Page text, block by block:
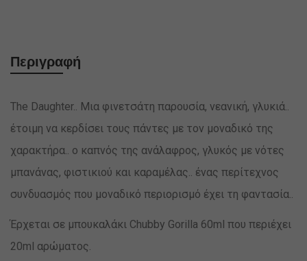
Περιγραφή
The Daughter.. Μια φινετσάτη παρουσία, νεανική, γλυκιά..
έτοιμη να κερδίσει τους πάντες με τον μοναδικό της
χαρακτήρα.. ο καπνός της ανάλαφρος, γλυκός με νότες
μπανάνας, φιστικιού και καραμέλας.. ένας περίτεχνος
συνδυασμός που μοναδικό περιορισμό έχει τη φαντασία..
Έρχεται σε μπουκαλάκι Chubby Gorilla 60ml που περιέχει
20ml αρώματος.